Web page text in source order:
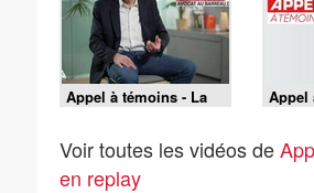
Appel à témoins - La
mort suspecte de Jean-
l'enquête continue
Appel
Partie
Voir toutes les vidéos de
en replay